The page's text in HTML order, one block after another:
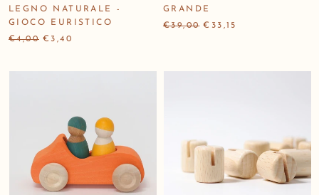
LEGNO NATURALE -
GIOCO EURISTICO
€4,00 €3,40
GRANDE
€39,00 €33,15